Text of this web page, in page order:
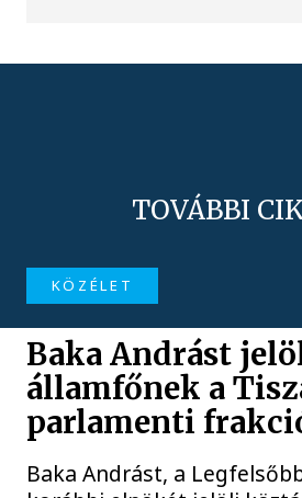
TOVÁBBI
KÖZÉLET
Baka Andrást
államfőnek a
parlamenti
Baka Andrást, a